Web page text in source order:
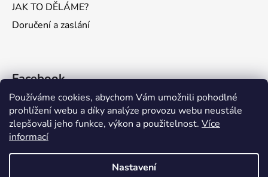
Používáme cookies, abychom Vám umožnili pohodlné
prohlížení webu a díky analýze provozu webu neustále
zlepšovali jeho funkce, výkon a použitelnost. Více
informací
Nastavení
VÁŽENÍ ZÁKAZNÍCI, VZHLEDEM K VELKÉMU VYTÍŽENÍ A LETNÍM
JAK TO DĚLÁME?
Doručení a zaslání
Facebook
KONTAKTY